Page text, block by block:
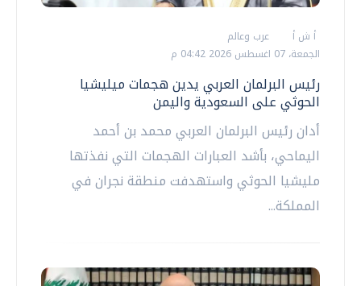
أ ش أ
عرب وعالم
الجمعة، 07 اغسطس 2026 04:42 م
رئيس البرلمان العربي يدين هجمات ميليشيا
الحوثي على السعودية واليمن
أدان رئيس البرلمان العربي محمد بن أحمد
اليماحي، بأشد العبارات الهجمات التي نفذتها
مليشيا الحوثي واستهدفت منطقة نجران في
المملكة...